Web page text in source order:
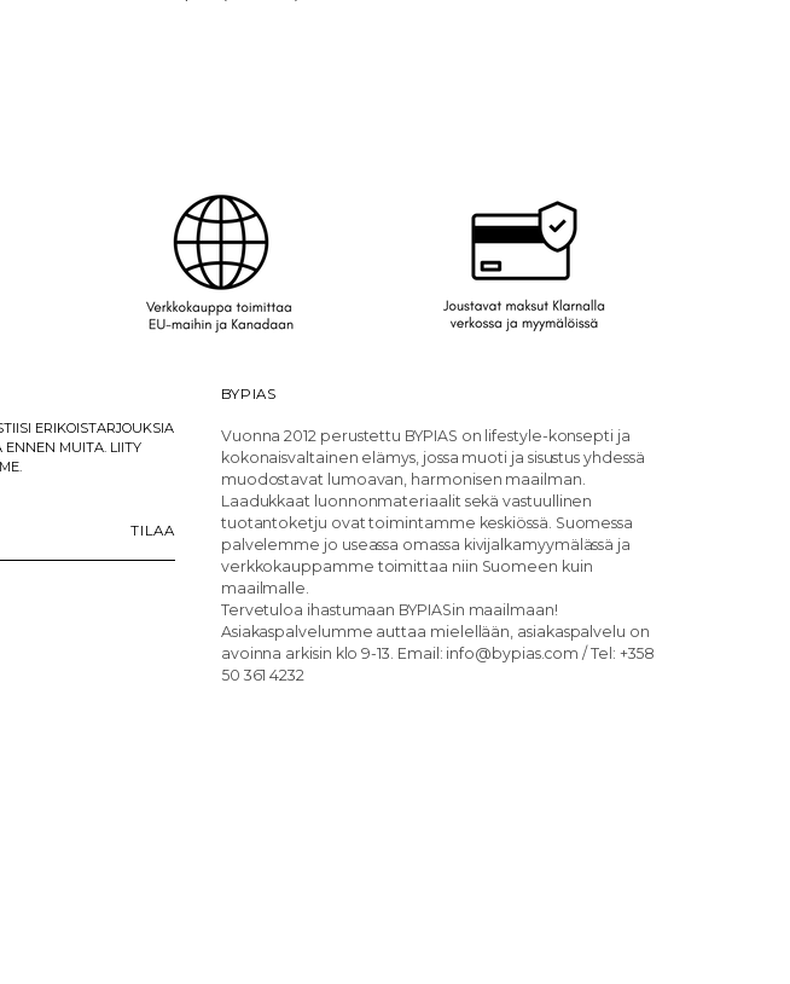
ERIKOISTARJOUKSIA
ENNEN MUITA. LIITY
TILAA
BYPIAS
Vuonna 2012 perustettu BYPIAS on lifestyle-konsepti ja
kokonaisvaltainen elämys, jossa muoti ja sisustus yhdessä
muodostavat lumoavan, harmonisen maailman.
Laadukkaat luonnonmateriaalit sekä vastuullinen
tuotantoketju ovat toimintamme keskiössä. Suomessa
palvelemme jo useassa omassa kivijalkamyymälässä ja
verkkokauppamme toimittaa niin Suomeen kuin
maailmalle.
Tervetuloa ihastumaan BYPIASin maailmaan!
Asiakaspalvelumme auttaa mielellään, asiakaspalvelu on
avoinna arkisin klo 9-13. Email: info@bypias.com / Tel: +358
50 361 4232